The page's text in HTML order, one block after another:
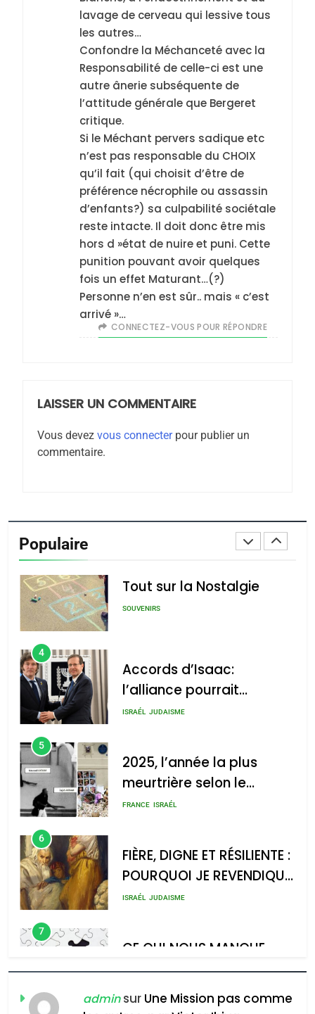
lavage de cerveau qui lessive tous
les autres…
Confondre la Méchanceté avec la
Responsabilité de celle-ci est une
autre ânerie subséquente de
l’attitude générale que Bergeret
critique.
Si le Méchant pervers sadique etc
n’est pas responsable du CHOIX
qu’il fait (qui choisit d’être de
préférence nécrophile ou assassin
d’enfants?) sa culpabilité sociétale
reste intacte. Il doit donc être mis
hors d »état de nuire et puni. Cette
punition pouvant avoir quelques
fois un effet Maturant…(?)
Personne n’en est sûr.. mais « c’est
arrivé »…
CONNECTEZ-VOUS POUR RÉPONDRE
LAISSER UN COMMENTAIRE
Vous devez vous connecterpour publier un
commentaire.
Populaire
l’antisémitisme
FIÈRE, DIGNE ET RÉSILIENTE :
POURQUOI JE REVENDIQUE
MA JUDAÏTE par Thérèse
Zrihen-Dvir
ISRAÉL JUDAISME
CE QUI NOUS MANQUE –
Jacques Hadida
JUDAISME
Maroc : Les amandes de
Tafraout, le miel de Tadla
Azilal consacrés produits
du terroir
DAFINA MAROC
Oeil ravageur – Vanessa
2
guerre»: La nouvelle
Tout sur la Nostalgie
4
Accords d’Isaac:
d’Amérique latine
5
2025, l’année la plus
meurtrière selon le
l’antisémitisme
6
FIÈRE, DIGNE ET RÉSILIENTE :
POURQUOI JE REVENDIQUE
Zrihen-Dvir
7
CE QUI NOUS MANQUE –
Jacques Hadida
Maroc : Les amandes de
Tafraout, le miel de Tadla
adminsur Une Mission pas comme